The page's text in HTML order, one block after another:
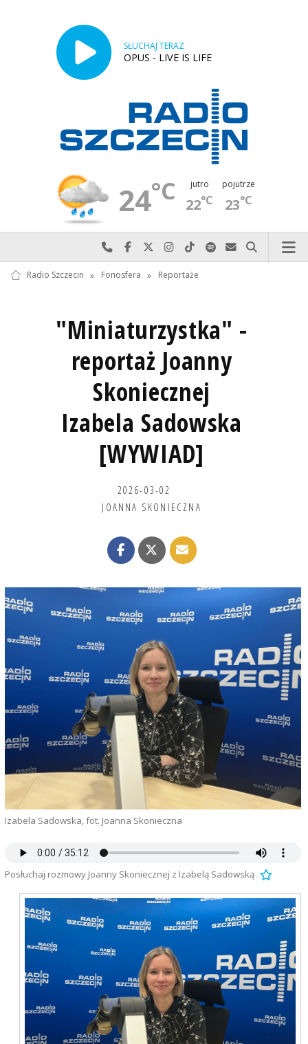
SŁUCHAJ TERAZ
OPUS - LIVE IS LIFE
24°C jutro
22°C
pojutrze
23°C
Najlepiej po prostu do nas zadzwoń
Odwiedź nas na Facebook-u
Odwiedź nas na X
Odwiedź nas na Instagram-ie
Odwiedź nas na TikTok-u
Szukaj nas na Spotify
Wyślij do nas
Szukaj
Radio Szczecin » Fonosfera » Reportaże
"Miniaturzystka" -
reportaż Joanny
Skoniecznej
Izabela Sadowska
[WYWIAD]
2026-03-02
JOANNA SKONIECZNA
Izabela Sadowska, fot. Joanna Skonieczna
Posłuchaj rozmowy Joanny Skoniecznej z Izabelą Sadowską